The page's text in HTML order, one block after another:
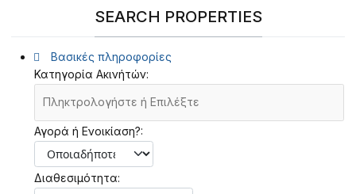
SEARCH PROPERTIES
Βασικές πληροφορίες
Κατηγορία Ακινήτών:
Αγορά ή Ενοικίαση?:
Διαθεσιμότητα: